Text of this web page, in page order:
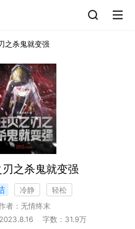
之杀鬼就变强
之杀鬼就变强
冷静
轻松
者： 无情终末
2023.8.16 字数： 31.9万